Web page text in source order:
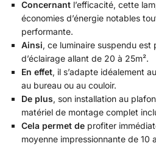
Concernant l’efficacité, cette
économies d’énergie notables
performante.
Ainsi, ce luminaire suspendu
d’éclairage allant de 20 à 25m².
En effet, il s’adapte idéalement
au bureau ou au couloir.
De plus, son installation au
matériel de montage complet
Cela permet de profiter
moyenne impressionnante de 10